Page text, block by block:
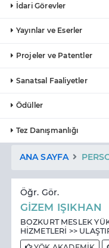
İdari Görevler
Yayınlar ve Eserler
Projeler ve Patentler
Sanatsal Faaliyetler
Ödüller
Tez Danışmanlığı
ANA SAYFA
Öğr. Gör.
GİZEM IŞIKHAN
BOZKURT MESLEK
HİZMETLERİ >>